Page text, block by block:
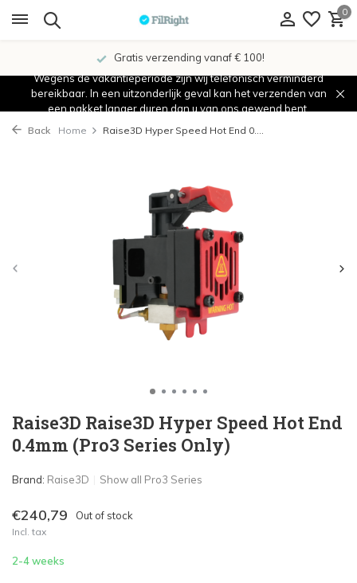
0
Gratis verzending vanaf € 100!
Wegens de vakantieperiode zijn wij telefonisch verminderd
bereikbaar. In een uitzonderlijk geval kan het verzenden van
een pakket langer duren dan u van ons gewend bent.
Back Home Raise3D Hyper Speed Hot End 0....
Raise3D Raise3D Hyper Speed Hot End
0.4mm (Pro3 Series Only)
Brand: Raise3D Show all Pro3 Series
€240,79 Out of stock
Incl. tax
2-4 weeks